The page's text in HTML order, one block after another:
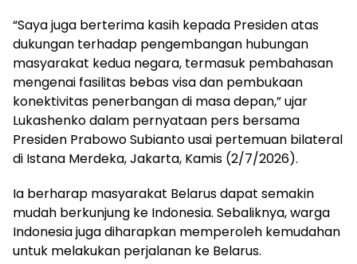
“Saya juga berterima kasih kepada Presiden atas
dukungan terhadap pengembangan hubungan
masyarakat kedua negara, termasuk pembahasan
mengenai fasilitas bebas visa dan pembukaan
konektivitas penerbangan di masa depan,” ujar
Lukashenko dalam pernyataan pers bersama
Presiden Prabowo Subianto usai pertemuan bilateral
di Istana Merdeka, Jakarta, Kamis (2/7/2026).
Ia berharap masyarakat Belarus dapat semakin
mudah berkunjung ke Indonesia. Sebaliknya, warga
Indonesia juga diharapkan memperoleh kemudahan
untuk melakukan perjalanan ke Belarus.